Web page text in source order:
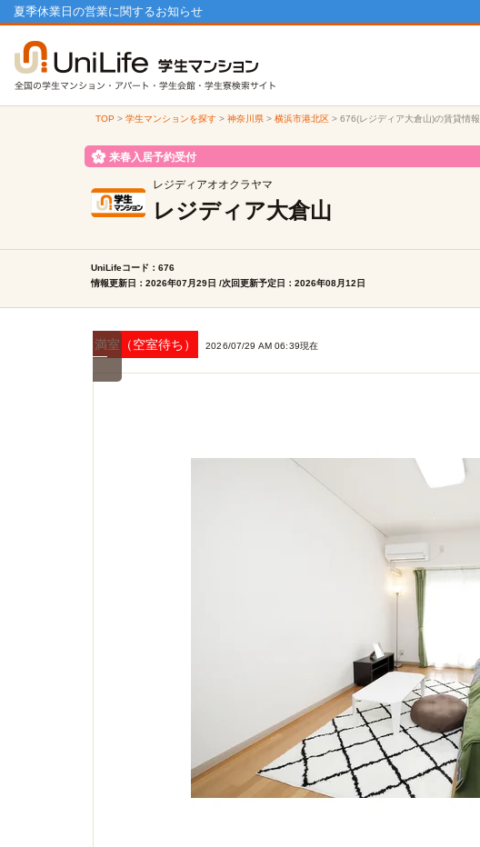
夏季休業日の営業に関するお知らせ
TOP > 学生マンションを探す> 神奈川県> 横浜市港北区> 676(レジディア大倉山)の賃貸情報
来春入居予約受付
レジディアオオクラヤマ
レジディア大倉山
UniLifeコード：676
情報更新日：2026年07月29日 /次回更新予定日：2026年08月12日
満室（空室待ち） 2026/07/29 AM 06:39現在